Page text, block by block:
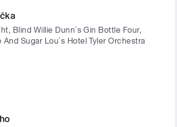
Blind Willie Dunn´s Gin Bottle Four,
Sugar Lou´s Hotel Tyler Orchestra